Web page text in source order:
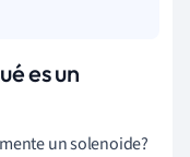
es un
un solenoide?